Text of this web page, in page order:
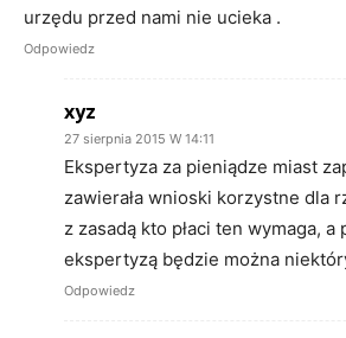
urzędu przed nami nie ucieka .
Odpowiedz
xyz
27 sierpnia 2015 W 14:11
Ekspertyza za pieniądze miast
zawierała wnioski korzystne dla
z zasadą kto płaci ten wymaga, a
ekspertyzą będzie można
Odpowiedz